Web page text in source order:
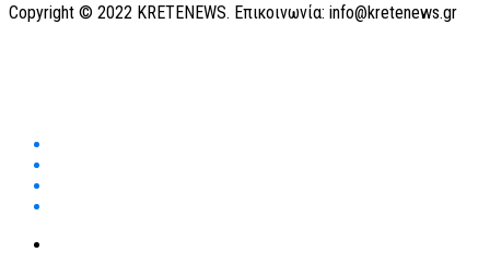
Copyright © 2022 KRETENEWS. Επικοινωνία: info@kretenews.gr